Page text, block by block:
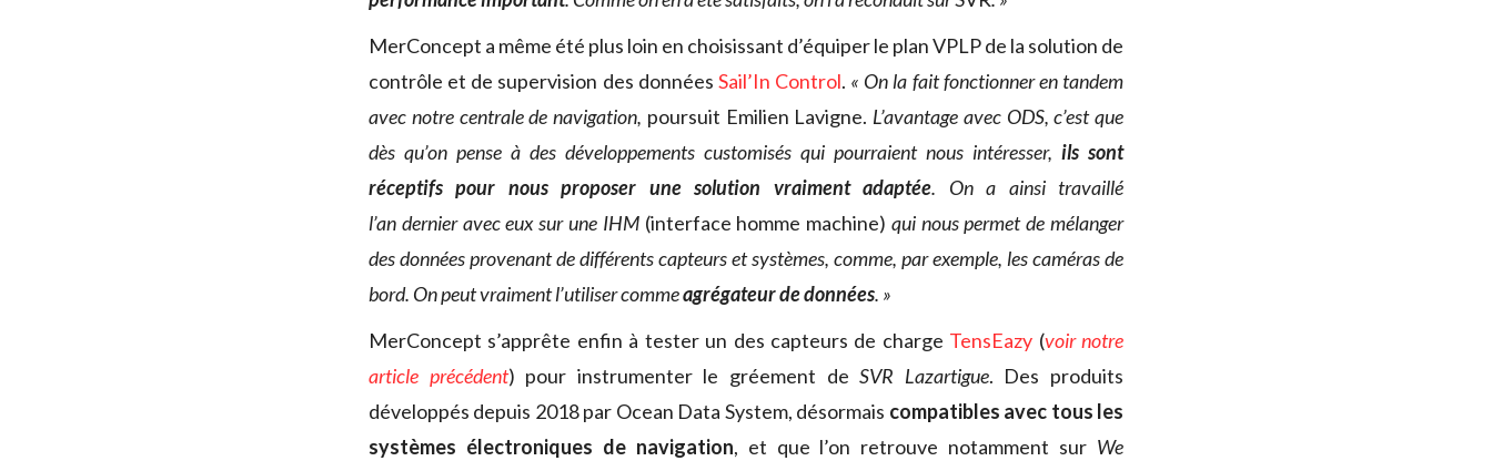
MerConcept a même été plus loin en choisissant d’équiper le plan VPLP de la solution de
contrôle et de supervision des données Sail’In Control. « On la fait fonctionner en tandem
avec notre centrale de navigation, poursuit Emilien Lavigne. L’avantage avec ODS, c’est que
dès qu’on pense à des développements customisés qui pourraient nous intéresser, ils sont
réceptifs pour nous proposer une solution vraiment adaptée. On a ainsi travaillé
l’an dernier avec eux sur une IHM(interface homme machine) qui nous permet de mélanger
des données provenant de différents capteurs et systèmes, comme, par exemple, les caméras de
bord. On peut vraiment l’utiliser commeagrégateur de données. »
MerConcept s’apprête enfin à tester un des capteurs de charge TensEazy (voir notre
article précédent) pour instrumenter le gréement deSVR Lazartigue. Des produits
développés depuis 2018 par Ocean Data System, désormais compatibles avec tous les
systèmes électroniques de navigation, et que l’on retrouve notamment sur We